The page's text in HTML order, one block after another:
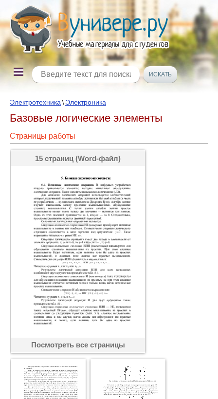
Электротехника \ Электроника
Базовые логические элементы
Страницы работы
15 страниц (Word-файл)
Посмотреть все страницы